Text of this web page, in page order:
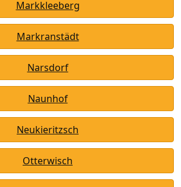
Markkleeberg
Markranstädt
Narsdorf
Naunhof
Neukieritzsch
Otterwisch